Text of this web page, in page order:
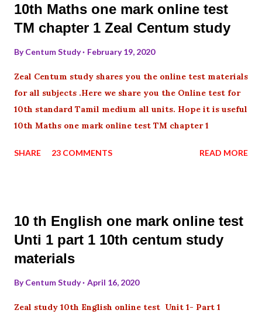
10th Maths one mark online test
TM chapter 1 Zeal Centum study
ByCentum Study February 19, 2020
Zeal Centum study shares you the online test materials
for all subjects .Here we share you the Online test for
10th standard Tamil medium all units. Hope it is useful
10th Maths one mark online test TM chapter 1
SHARE 23 COMMENTS READ MORE
10 th English one mark online test
Unti 1 part 1 10th centum study
materials
ByCentum Study April 16, 2020
Zeal study 10th English online test Unit 1- Part 1